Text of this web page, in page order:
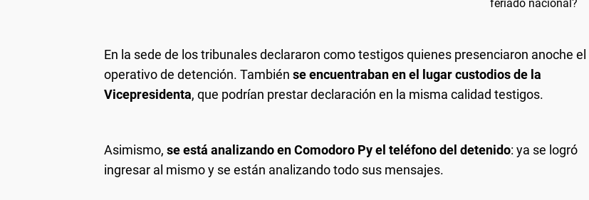
En la sede de los tribunales declararon como testigos quienes presenciaron anoche el
operativo de detención. También se encuentraban en el lugar custodios de la
Vicepresidenta, que podrían prestar declaración en la misma calidad testigos.
Asimismo, se está analizando en Comodoro Py el teléfono del detenido: ya se logró
ingresar al mismo y se están analizando todo sus mensajes.